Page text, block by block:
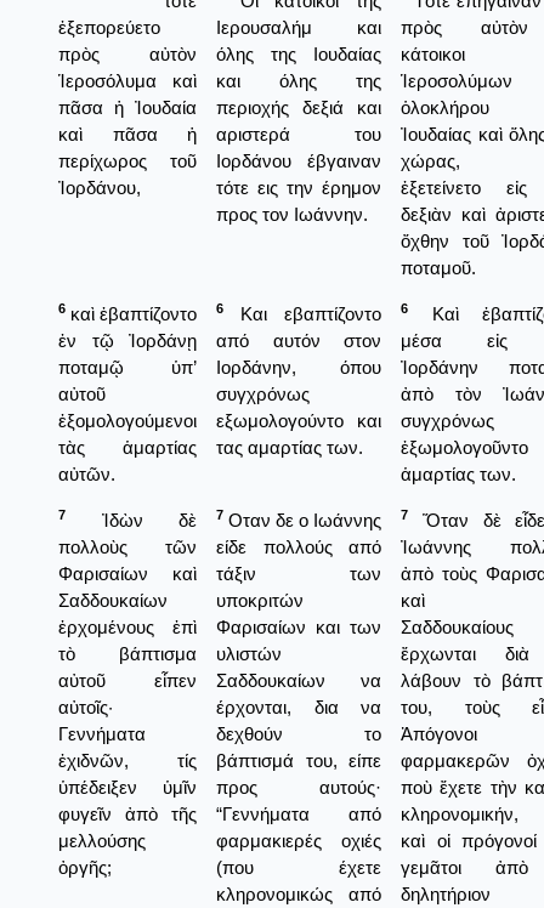
ἐξεπορεύετο
πρὸς αὐτὸν
Ἱεροσόλυμα καὶ
πᾶσα ἡ Ἰουδαία
καὶ πᾶσα ἡ
περίχωρος τοῦ
Ἰορδάνου,
Ιερουσαλήμ και
όλης της Ιουδαίας
και όλης της
περιοχής δεξιά και
αριστερά του
Ιορδάνου έβγαιναν
τότε εις την έρημον
προς τον Ιωάννην.
πρὸς
κάτοικοι
Ἱεροσολύμων
ὁλοκλήρου
Ἰουδαίας καὶ
χώρας,
ἐξετείνετο
δεξιὰν καὶ
ὄχθην τοῦ
ποταμοῦ.
6 καὶ ἐβαπτίζοντο
ἐν τῷ Ἰορδάνῃ
ποταμῷ ὑπ’
αὐτοῦ
ἐξομολογούμενοι
τὰς ἁμαρτίας
αὐτῶν.
6
Και εβαπτίζοντο
από αυτόν στον
Ιορδάνην, όπου
συγχρόνως
εξωμολογούντο και
τας αμαρτίας των.
6
Καὶ
μέσα εἰς
Ἰορδάνην
ἀπὸ τὸν
ἁμαρτίας των.
7
Ἰδὼν δὲ
πολλοὺς τῶν
Φαρισαίων καὶ
Σαδδουκαίων
ἐρχομένους ἐπὶ
τὸ βάπτισμα
αὐτοῦ εἶπεν
αὐτοῖς·
Γεννήματα
ἐχιδνῶν, τίς
ὑπέδειξεν ὑμῖν
φυγεῖν ἀπὸ τῆς
μελλούσης
ὀργῆς;
7 Οταν δε ο Ιωάννης
είδε πολλούς από
τάξιν των
υποκριτών
Φαρισαίων και των
υλιστών
Σαδδουκαίων να
έρχονται, δια να
δεχθούν το
βάπτισμά του, είπε
προς αυτούς·
“Γεννήματα από
φαρμακιερές οχιές
(που έχετε
κληρονομικώς από
7
Ὅταν δὲ
Ἰωάννης
ἀπὸ τοὺς
καὶ
ἔρχωνται
λάβουν τὸ
του, τοὺς
Ἀπόγονοι
φαρμακερῶν
ποὺ ἔχετε τὴν
κληρονομικήν,
καὶ οἱ
γεμᾶτοι
δηλητήριον